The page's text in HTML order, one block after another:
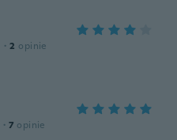
· 2 opinie
· 7 opinie